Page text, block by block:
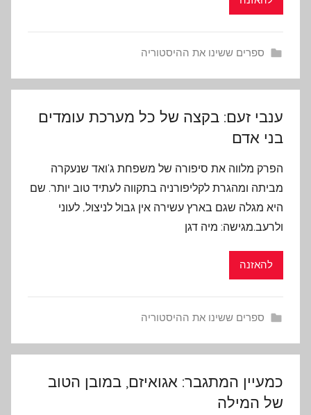
ספרים ששינו את ההיסטוריה
ענבי זעם: בקצה של כל מערכת עומדים
בני אדם
הפרק מלווה את סיפורה של משפחת ג'ואד שנעקרה
מביתה ומהגרת לקליפורניה בתקווה לעתיד טוב יותר. שם
היא מגלה שגם בארץ עשירה אין גבול לניצול, לעוני
ולרעב.מגישה: מיה דגן
להאזנה
ספרים ששינו את ההיסטוריה
כמעיין המתגבר: אגואיזם, במובן הטוב
של המילה